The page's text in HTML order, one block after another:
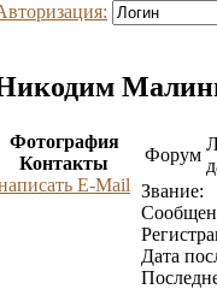
Фотография
Контакты
E-Mail
Форум
Звание:
Дата